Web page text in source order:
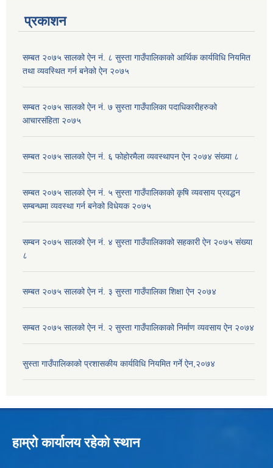
प्रकाशन
सम्बत २०७५ सालको ऐन नं. ८ सुस्ता गाउँपालिकाको आर्थिक कार्यविधि नियमित
तथा व्यवस्थित गर्न बनेको ऐन २०७५
सम्बत २०७५ सालको ऐन नं. ७ सुस्ता गाउँपालिका पदाधिकारीहरुको
आचारसंहिता २०७५
सम्बत २०७५ सालको ऐन नं. ६ फोहोरमैला व्यवस्थापन ऐन २०७४ संख्या ८
सम्बत २०७५ सालको ऐन नं. ५ सुस्ता गाउँपालिकाको कृषि व्यवसाय प्रवद्धन
सम्बन्धमा व्यवस्था गर्न बनेको विधेयक २०७५
सम्बन २०७५ सालको ऐन नं. ४ सुस्ता गाउँपालिकाको सहकारी ऐन २०७५ संख्या
८
सम्बत २०७५ सालको ऐन नं. ३ सुस्ता गाउँपालिका शिक्षा ऐन २०७४
सम्बत २०७५ सालको ऐन नं. २ सुस्ता गाउँपालिकाको निर्माण व्यवसाय ऐन २०७४
सुस्ता गाउँपालिकाको प्रशासकीय कार्यविधि नियमित गर्ने ऐन,२०७४
हाम्रो कार्यालय रहेको स्थान